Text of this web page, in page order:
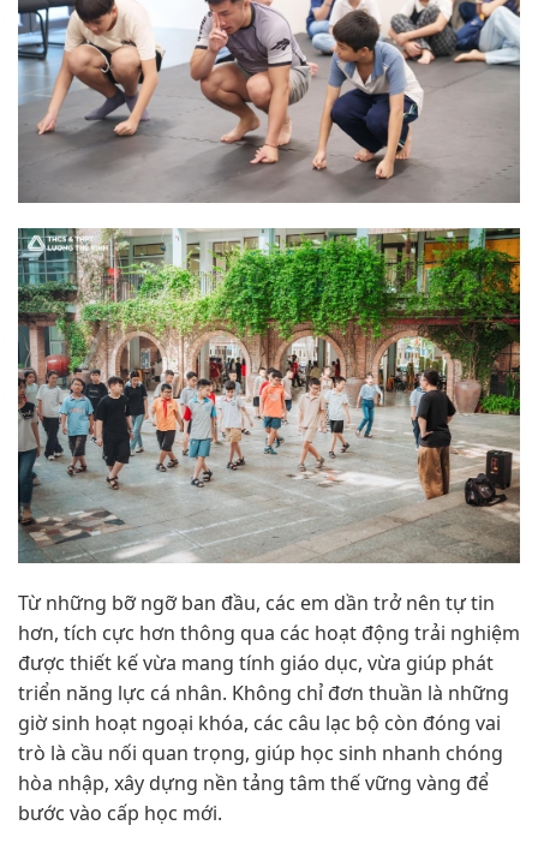
Từ những bỡ ngỡ ban đầu, các em dần trở nên tự tin
hơn, tích cực hơn thông qua các hoạt động trải nghiệm
được thiết kế vừa mang tính giáo dục, vừa giúp phát
triển năng lực cá nhân. Không chỉ đơn thuần là những
giờ sinh hoạt ngoại khóa, các câu lạc bộ còn đóng vai
trò là cầu nối quan trọng, giúp học sinh nhanh chóng
hòa nhập, xây dựng nền tảng tâm thế vững vàng để
bước vào cấp học mới.